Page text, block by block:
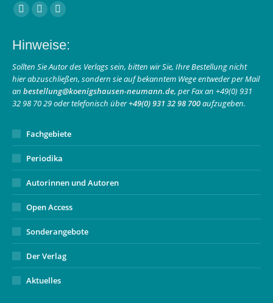
Finden Sie uns auf:
Facebook
opens
in
new
window
Instagram
opens
in
new
window
E-
page
opens
in
new
window
Hinweise:
Sollten Sie Autor des Verlags sein, bitten wir Sie, Ihre Bestellung nicht
hier abzuschließen, sondern sie auf bekanntem Wege entweder per Mail
an bestellung@koenigshausen-neumann.de, per Fax an +49(0) 931
32 98 70 29 oder telefonisch über+49(0) 931 32 98 700aufzugeben.
Fachgebiete
Periodika
Autorinnen und Autoren
Open Access
Sonderangebote
Der Verlag
Aktuelles